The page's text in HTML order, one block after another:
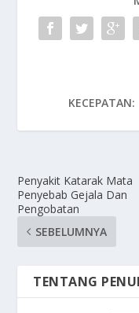
KECEPATAN:
Penyakit Katarak Mata
Penyebab Gejala Dan
Pengobatan
SEBELUMNYA
TENTANG